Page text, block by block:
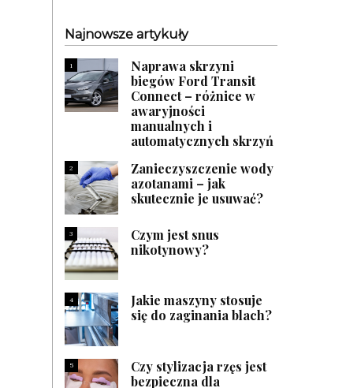
Najnowsze artykuły
1
Naprawa skrzyni
biegów Ford Transit
Connect – różnice w
awaryjności
manualnych i
automatycznych skrzyń
2
Zanieczyszczenie wody
azotanami – jak
skutecznie je usuwać?
3
Czym jest snus
nikotynowy?
4
Jakie maszyny stosuje
się do zaginania blach?
5
Czy stylizacja rzęs jest
bezpieczna dla